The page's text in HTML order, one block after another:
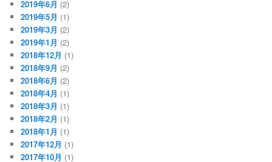
2019年6月 (2)
2019年5月 (1)
2019年3月 (2)
2019年1月 (2)
2018年12月 (1)
2018年9月 (2)
2018年6月 (2)
2018年4月 (1)
2018年3月 (1)
2018年2月 (1)
2018年1月 (1)
2017年12月 (1)
2017年10月 (1)